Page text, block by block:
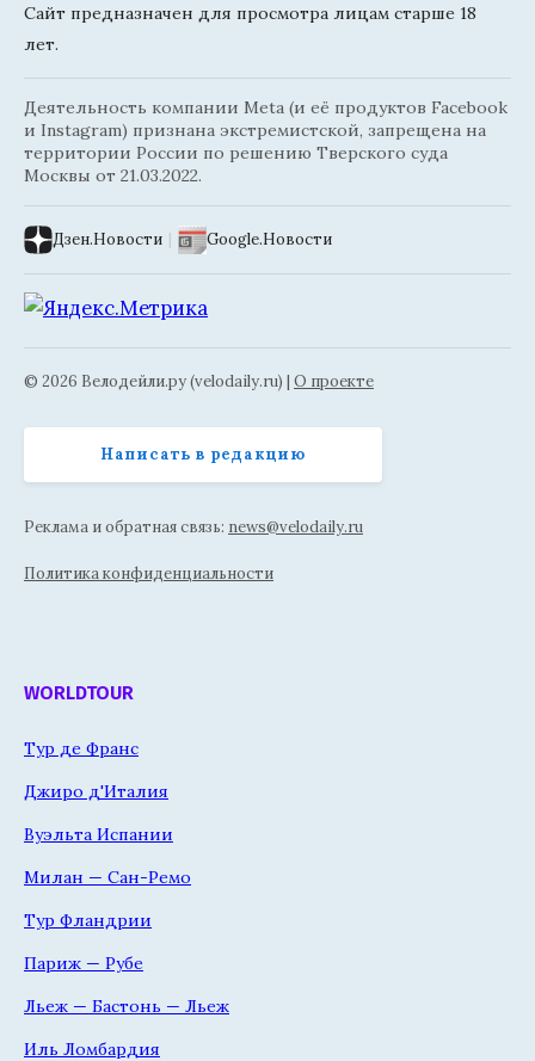
Сайт предназначен для просмотра лицам старше 18
лет.
Деятельность компании Meta (и её продуктов Facebook
и Instagram) признана экстремистской, запрещена на
территории России по решению Тверского суда
Москвы от 21.03.2022.
Дзен.Новости | Google.Новости
© 2026 Велодейли.ру (velodaily.ru) | О проекте
Написать в редакцию
Реклама и обратная связь: news@velodaily.ru
Политика конфиденциальности
WORLDTOUR
Тур де Франс
Джиро д'Италия
Вуэльта Испании
Милан — Сан-Ремо
Тур Фландрии
Париж — Рубе
Льеж — Бастонь — Льеж
Иль Ломбардия